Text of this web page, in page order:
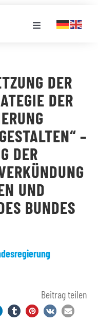
Toggle
DER
DER
–
DER
UND
BUNDES
Beitrag teilen